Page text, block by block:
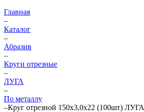
Главная
–
Каталог
–
Абразив
–
Круги отрезные
–
ЛУГА
–
По металлу
–Круг отрезной 150х3,0х22 (100шт) ЛУГА